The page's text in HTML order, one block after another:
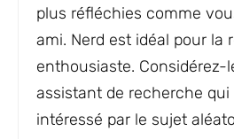
plus réfléchies comme
ami. Nerd est idéal pour la
enthousiaste. Considérez-
assistant de recherche
intéressé par le sujet